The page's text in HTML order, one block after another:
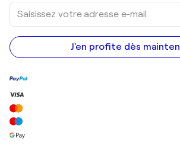
Saisissez
votre
adresse
e-
mail
J'en profite dès